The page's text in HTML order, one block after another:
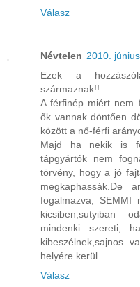
Válasz
Névtelen 2010.
Ezek a
származnak!!
A férfinép miért nem
ők vannak döntően
között a nő-férfi
Majd ha nekik is
tápgyártók nem
törvény, hogy a jó
megkaphassák.De
fogalmazva, SEMMI
kicsiben,sutyiban
mindenki szereti,
kibeszélnek,sajnos
helyére kerül.
Válasz